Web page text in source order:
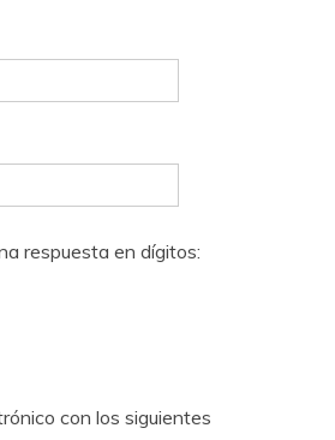
respuesta en dígitos:
con los siguientes